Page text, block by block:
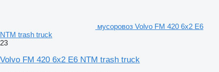
мусоровоз Volvo FM 420 6x2 E6
NTM trash truck
23
Volvo FM 420 6x2 E6 NTM trash truck